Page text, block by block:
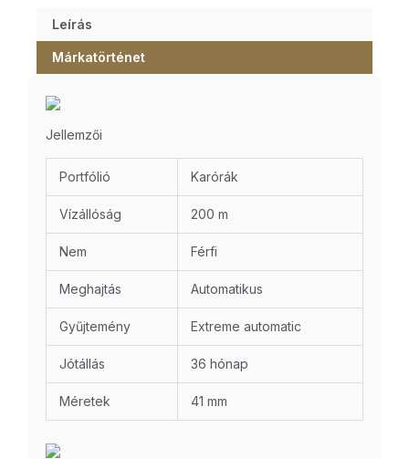
Leírás
Márkatörténet
Jellemzői
Portfólió Karórák
Vízállóság 200 m
Nem Férfi
Meghajtás Automatikus
Gyűjtemény Extreme automatic
Jótállás 36 hónap
Méretek 41 mm